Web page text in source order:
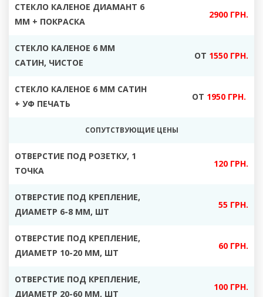
СТЕКЛО КАЛЕНОЕ ДИАМАНТ 6
ММ + ПОКРАСКА
2900 ГРН.
СТЕКЛО КАЛЕНОЕ 6 ММ
САТИН, ЧИСТОЕ
ОТ 1550 ГРН.
СТЕКЛО КАЛЕНОЕ 6 ММ САТИН
+ УФ ПЕЧАТЬ
ОТ 1950 ГРН.
СОПУТСТВУЮЩИЕ ЦЕНЫ
ОТВЕРСТИЕ ПОД РОЗЕТКУ, 1
ТОЧКА
120 ГРН.
ОТВЕРСТИЕ ПОД КРЕПЛЕНИЕ,
ДИАМЕТР 6-8 ММ, ШТ
55 ГРН.
ОТВЕРСТИЕ ПОД КРЕПЛЕНИЕ,
ДИАМЕТР 10-20 ММ, ШТ
60 ГРН.
ОТВЕРСТИЕ ПОД КРЕПЛЕНИЕ,
ДИАМЕТР 20-60 ММ, ШТ
100 ГРН.